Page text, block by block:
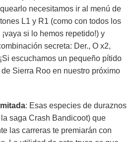
necesitamos ir al menú de
L1 y R1 (como con todos los
si lo hemos repetido!) y
secreta: Der., O x2,
escuchamos un pequeño pítido
Sierra Roo en nuestro próximo
: Esas especies de duraznos
saga Crash Bandicoot) que
las carreras te premiarán con